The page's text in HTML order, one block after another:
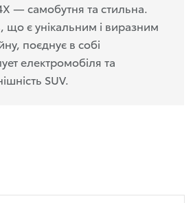
— самобутня та стильна.
що є унікальним і виразним
поєднує в собі
електромобіля та
SUV.